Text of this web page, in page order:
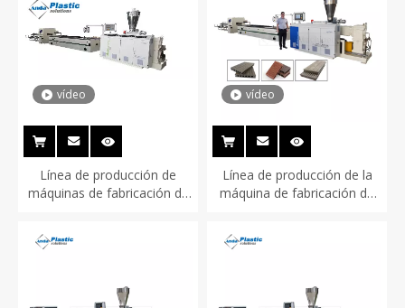
vídeo
Línea de producción de
máquinas de fabricación de
vídeo
Línea de producción de la
máquina de fabricación de